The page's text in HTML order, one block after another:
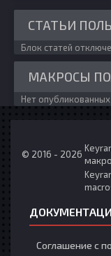
СТАТЬИ
Блок статей
МАКРОСЫ
Нет
© 2016 - 2026
Соглашение с